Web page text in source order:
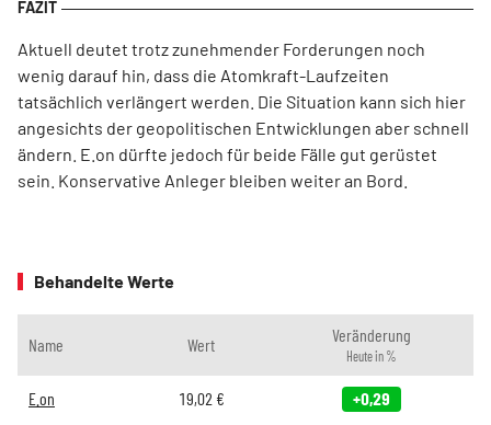
Aktuell deutet trotz zunehmender Forderungen noch
wenig darauf hin, dass die Atomkraft-Laufzeiten
tatsächlich verlängert werden. Die Situation kann sich hier
angesichts der geopolitischen Entwicklungen aber schnell
ändern. E.on dürfte jedoch für beide Fälle gut gerüstet
sein. Konservative Anleger bleiben weiter an Bord.
Behandelte Werte
Name Wert Veränderung
Heute in %
E.on 19,02 € +0,29